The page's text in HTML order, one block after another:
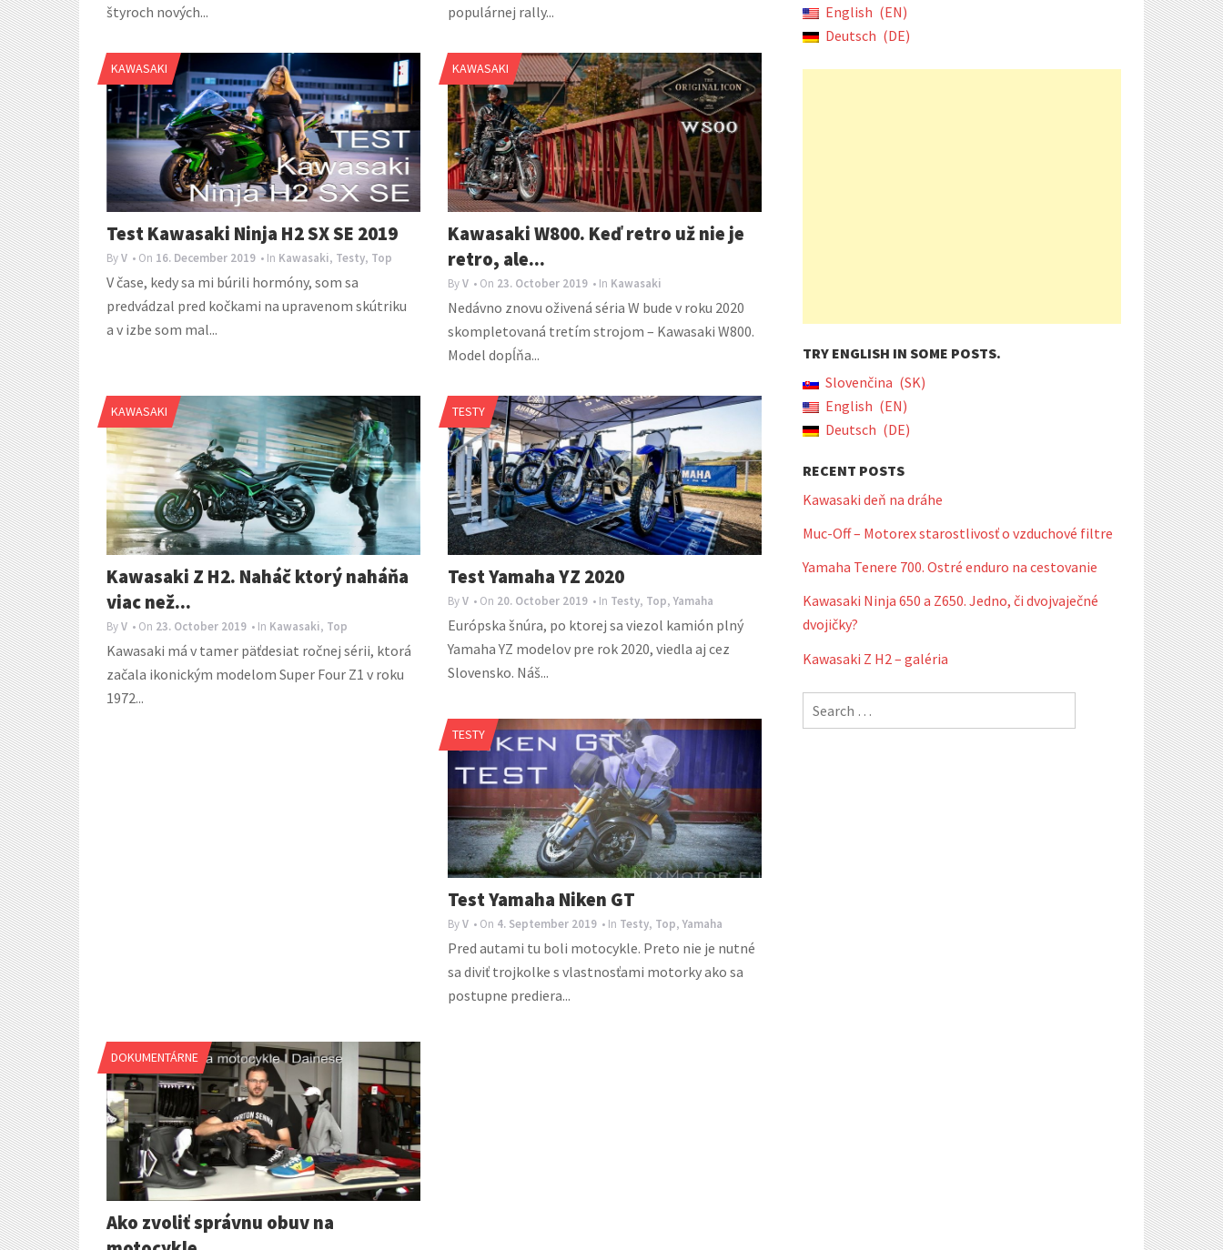
štyroch nových...
populárnej rally...
KAWASAKI
Test Kawasaki Ninja H2 SX SE 2019
ByV • On 16. December 2019 • In Kawasaki, Testy, Top
V čase, kedy sa mi búrili hormóny, som sa
predvádzal pred kočkami na upravenom skútriku
a v izbe som mal...
KAWASAKI
Kawasaki W800. Keď retro už nie je
retro, ale...
ByV • On 23. October 2019 • In Kawasaki
Nedávno znovu oživená séria W bude v roku 2020
skompletovaná tretím strojom – Kawasaki W800.
Model dopĺňa...
KAWASAKI
Kawasaki Z H2. Naháč ktorý naháňa
viac než...
ByV • On 23. October 2019 • In Kawasaki, Top
Kawasaki má v tamer päťdesiat ročnej sérii, ktorá
začala ikonickým modelom Super Four Z1 v roku
1972...
TESTY
Test Yamaha YZ 2020
ByV • On 20. October 2019 • In Testy, Top,Yamaha
Európska šnúra, po ktorej sa viezol kamión plný
Yamaha YZ modelov pre rok 2020, viedla aj cez
Slovensko. Náš...
TESTY
Test Yamaha Niken GT
ByV • On 4. September 2019 • In Testy, Top,Yamaha
Pred autami tu boli motocykle. Preto nie je nutné
sa diviť trojkolke s vlastnosťami motorky ako sa
postupne prediera...
DOKUMENTÁRNE
Ako zvoliť správnu obuv na
English
EN
Deutsch
DE
TRY ENGLISH IN SOME POSTS.
Slovenčina
SK
English
EN
Deutsch
DE
RECENT POSTS
Kawasaki deň na dráhe
Muc-Off – Motorex starostlivosť o vzduchové filtre
Yamaha Tenere 700. Ostré enduro na cestovanie
Kawasaki Ninja 650 a Z650. Jedno, či dvojvaječné
dvojičky?
Kawasaki Z H2 – galéria
Search
for: